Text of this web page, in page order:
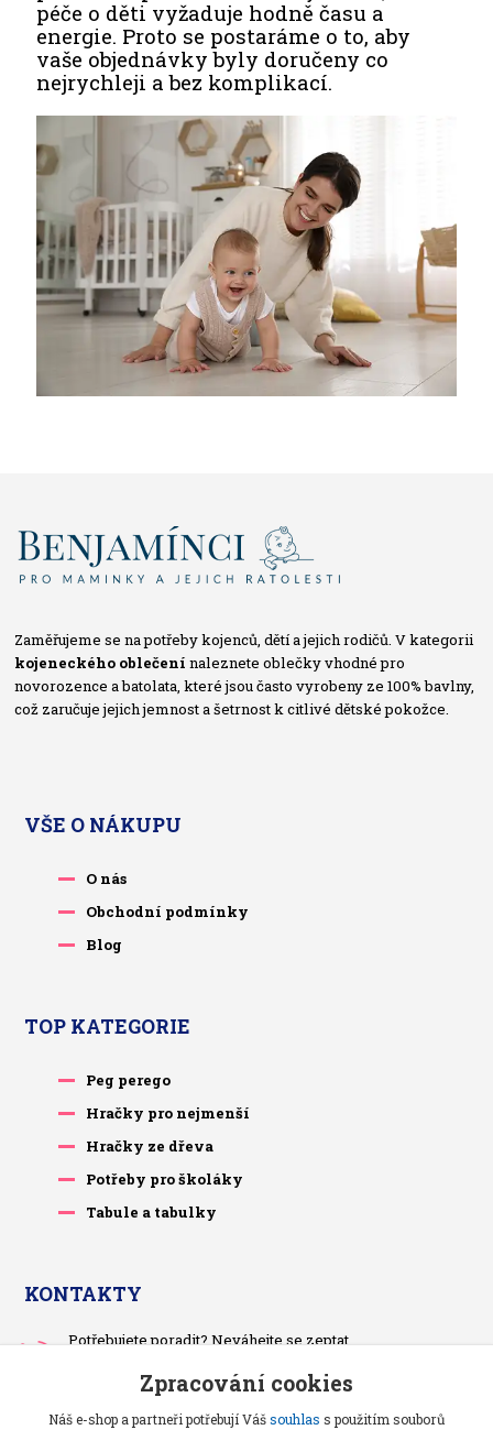
péče o děti vyžaduje hodně času a
energie. Proto se postaráme o to, aby
vaše objednávky byly doručeny co
nejrychleji a bez komplikací.
Zaměřujeme se na potřeby kojenců, dětí a jejich rodičů. V kategorii
kojeneckého oblečení naleznete oblečky vhodné pro
novorozence a batolata, které jsou často vyrobeny ze 100% bavlny,
což zaručuje jejich jemnost a šetrnost k citlivé dětské pokožce.
VŠE O NÁKUPU
O nás
Obchodní podmínky
Blog
TOP KATEGORIE
Peg perego
Hračky pro nejmenší
Hračky ze dřeva
Potřeby pro školáky
Tabule a tabulky
KONTAKTY
Potřebujete poradit? Neváhejte se zeptat.
Po-čt, po 13 hodině
pietrasova.p@seznam.cz
Zpracování cookies
Náš e-shop a partneři potřebují Vášsouhlas s použitím souborů